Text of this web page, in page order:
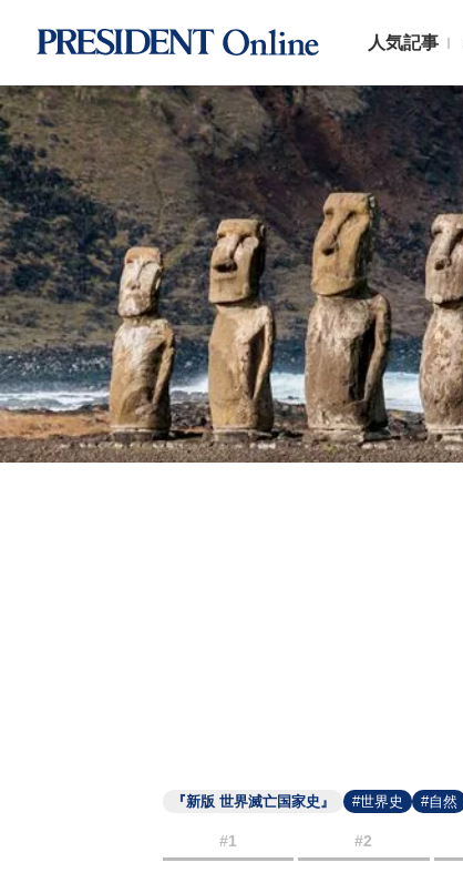
人気記事
『新版 世界滅亡国家史』 #世界史 #自然
#1 #2